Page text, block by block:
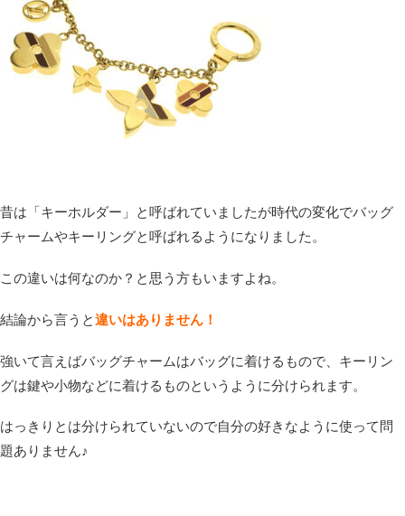
昔は「キーホルダー」と呼ばれていましたが時代の変化でバッグ
チャームやキーリングと呼ばれるようになりました。
この違いは何なのか？と思う方もいますよね。
結論から言うと違いはありません！
強いて言えばバッグチャームはバッグに着けるもので、キーリン
グは鍵や小物などに着けるものというように分けられます。
はっきりとは分けられていないので自分の好きなように使って問
題ありません♪